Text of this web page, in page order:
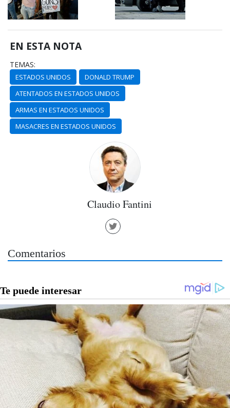
EN ESTA NOTA
TEMAS:
ESTADOS UNIDOS
DONALD TRUMP
ATENTADOS EN ESTADOS UNIDOS
ARMAS EN ESTADOS UNIDOS
MASACRES EN ESTADOS UNIDOS
Claudio Fantini
Comentarios